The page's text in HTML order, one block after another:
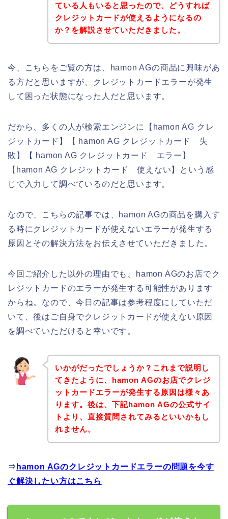
ている人もいると思ったので、どうすれば
クレジットカードが使えるようになるの
か？を解説させていただきました。
今、こちらをご覧の方は、hamon AGの商品に興味があ
る方だと思いますが、クレジットカードエラーが発生
して困った状態になった人だと思います。
だから、多くの人が検索エンジンに【hamon AG クレ
ジットカード】【 hamon AG クレジットカード 失
敗】【 hamon AG クレジットカード エラー】
【hamon AG クレジットカード 使えない】という感
じで入力して調べているのだと思います。
なので、こちらの記事では、hamon AGの商品を購入す
る時にクレジットカードが使えないエラーが発生する
原因とその解決方法をお伝えさせていただきました。
今回ご紹介した以外の理由でも、hamon AGのお店でク
レジットカードのエラーが発生する可能性があります
からね。なので、今日の記事は参考程度にしていただ
いて、後はご自身でクレジットカードが使えない原因
を調べていただけると幸いです。
いかがだったでしょうか？これまで説明し
てきたように、hamon AGのお店でクレジ
ットカードエラーが発生する原因は様々あ
ります。後は、下記hamon AGの公式サイ
トより、直接質問されてみるといいかもし
れません。
⇒ hamon AGのクレジットカードエラーの問題を今す
ぐ解決したい方はこちら